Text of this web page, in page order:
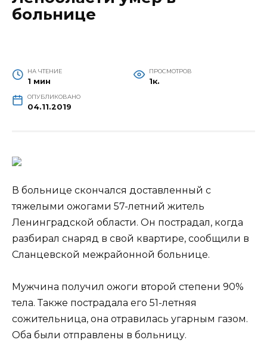
больнице
НА ЧТЕНИЕ
1 мин
ПРОСМОТРОВ
1к.
ОПУБЛИКОВАНО
04.11.2019
В больнице скончался доставленный с
тяжелыми ожогами 57-летний житель
Ленинградской области. Он пострадал, когда
разбирал снаряд в свой квартире, сообщили в
Сланцевской межрайонной больнице.
Мужчина получил ожоги второй степени 90%
тела. Также пострадала его 51-летняя
сожительница, она отравилась угарным газом.
Оба были отправлены в больницу.